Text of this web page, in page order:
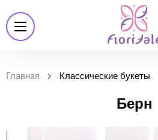
Главная Классические букеты
Берн